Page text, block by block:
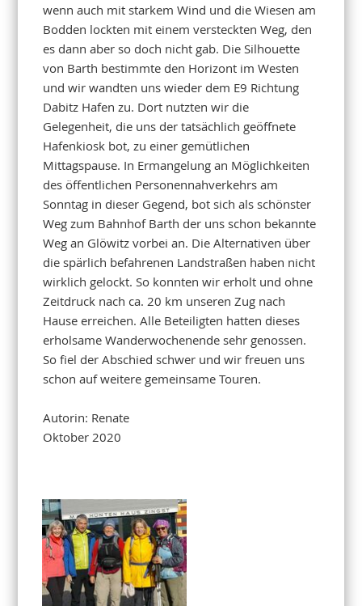
wenn auch mit starkem Wind und die Wiesen am
Bodden lockten mit einem versteckten Weg, den
es dann aber so doch nicht gab. Die Silhouette
von Barth bestimmte den Horizont im Westen
und wir wandten uns wieder dem E9 Richtung
Dabitz Hafen zu. Dort nutzten wir die
Gelegenheit, die uns der tatsächlich geöffnete
Hafenkiosk bot, zu einer gemütlichen
Mittagspause. In Ermangelung an Möglichkeiten
des öffentlichen Personennahverkehrs am
Sonntag in dieser Gegend, bot sich als schönster
Weg zum Bahnhof Barth der uns schon bekannte
Weg an Glöwitz vorbei an. Die Alternativen über
die spärlich befahrenen Landstraßen haben nicht
wirklich gelockt. So konnten wir erholt und ohne
Zeitdruck nach ca. 20 km unseren Zug nach
Hause erreichen. Alle Beteiligten hatten dieses
erholsame Wanderwochenende sehr genossen.
So fiel der Abschied schwer und wir freuen uns
schon auf weitere gemeinsame Touren.
Autorin: Renate
Oktober 2020